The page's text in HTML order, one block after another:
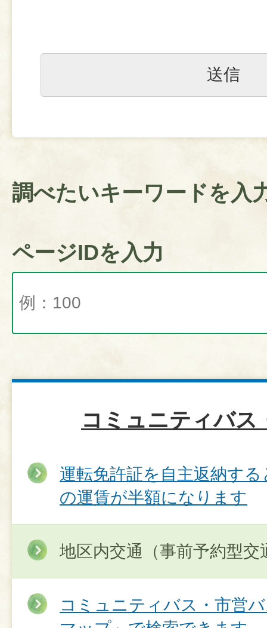
調べたいキーワードを入
ページIDを入力
コミュニティバス
運転免許証を自主返納す
の運賃が半額になります
地区内交通（事前予約型交
コミュニティバス・市営